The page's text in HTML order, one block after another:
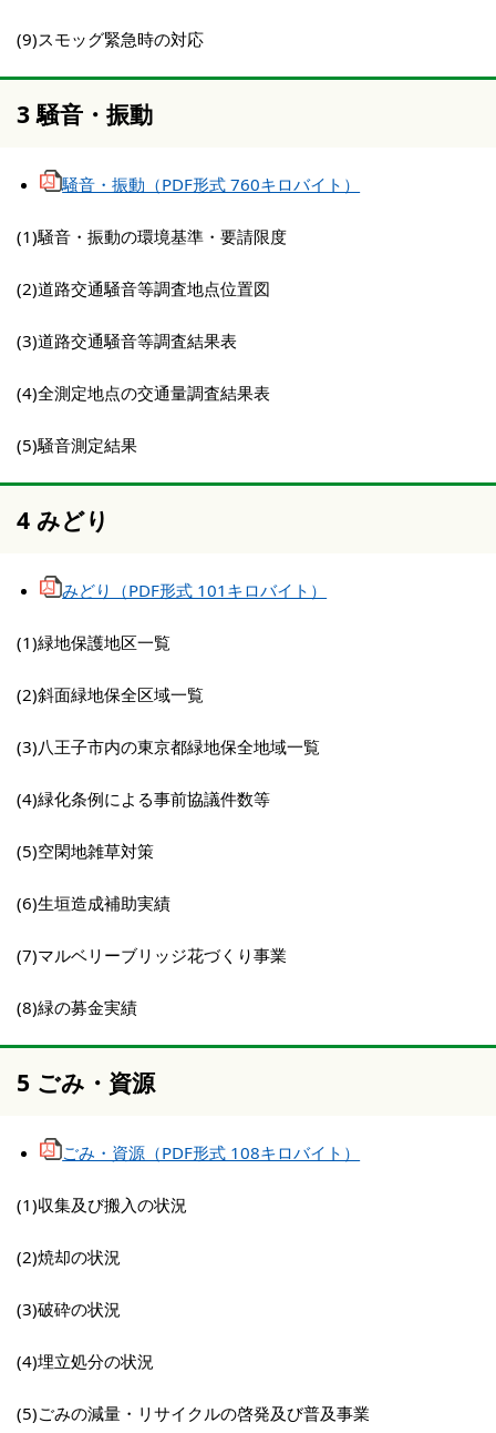
(9)スモッグ緊急時の対応
3 騒音・振動
騒音・振動（PDF形式 760キロバイト）
(1)騒音・振動の環境基準・要請限度
(2)道路交通騒音等調査地点位置図
(3)道路交通騒音等調査結果表
(4)全測定地点の交通量調査結果表
(5)騒音測定結果
4 みどり
みどり（PDF形式 101キロバイト）
(1)緑地保護地区一覧
(2)斜面緑地保全区域一覧
(3)八王子市内の東京都緑地保全地域一覧
(4)緑化条例による事前協議件数等
(5)空閑地雑草対策
(6)生垣造成補助実績
(7)マルベリーブリッジ花づくり事業
(8)緑の募金実績
5 ごみ・資源
ごみ・資源（PDF形式 108キロバイト）
(1)収集及び搬入の状況
(2)焼却の状況
(3)破砕の状況
(4)埋立処分の状況
(5)ごみの減量・リサイクルの啓発及び普及事業